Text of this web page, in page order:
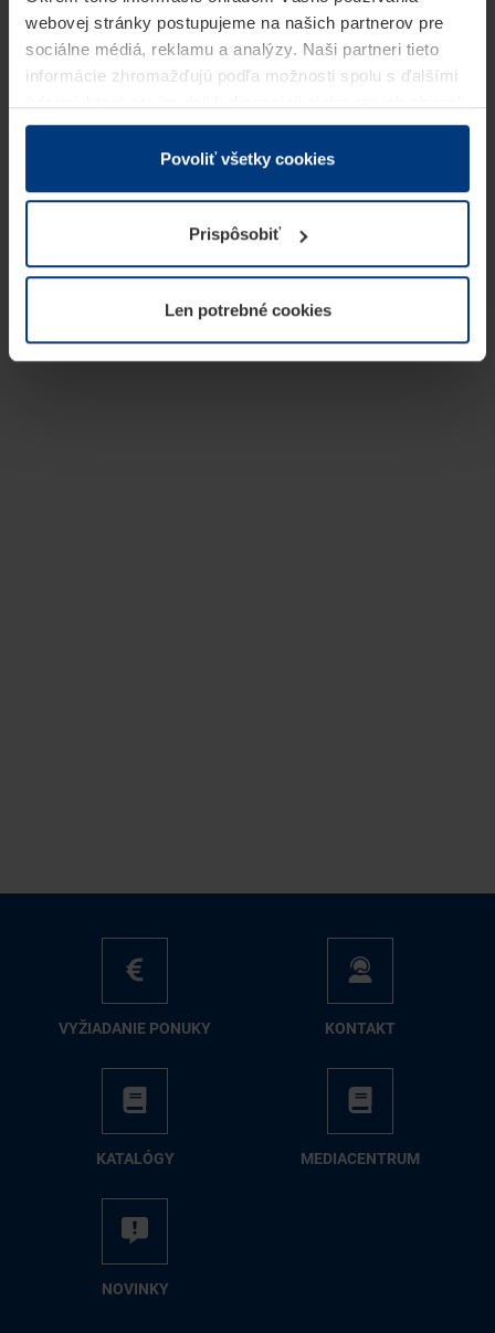
webovej stránky postupujeme na našich partnerov pre
sociálne médiá, reklamu a analýzy. Naši partneri tieto
informácie zhromažďujú podľa možnosti spolu s ďalšími
v rámci Vášho využívania služieb.
Z právneho hľadiska môžeme cookies ukladať na Vašom
prevádzku tejto stránky. Pre všetky ostatné typy cookie
potrebujeme Vaše povolenie. Vaše povolenie môžete
kedykoľvek zmeniť alebo odvolať vo vysvetlení cookie
našej webovej stránky.
Povoliť všetky cookies
Prispôsobiť
Len potrebné cookies
VY­ŽIA­DA­NIE PO­NU­KY KON­TAKT
KA­TA­LÓ­GY ME­DIA­CEN­TRUM
NO­VIN­KY